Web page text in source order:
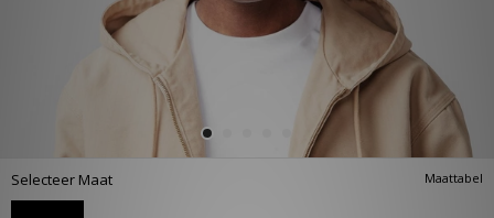
Maattabel
Selecteer Maat